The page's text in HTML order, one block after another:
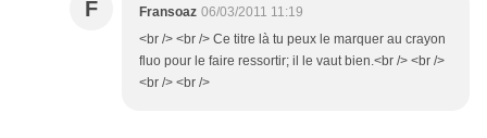
F Fransoaz 06/03/2011 11:19
<br /> <br /> Ce titre là tu peux le marquer au crayon
fluo pour le faire ressortir; il le vaut bien.<br /> <br />
<br /> <br />